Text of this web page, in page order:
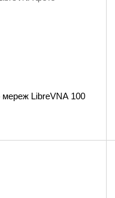
мереж LibreVNA 100